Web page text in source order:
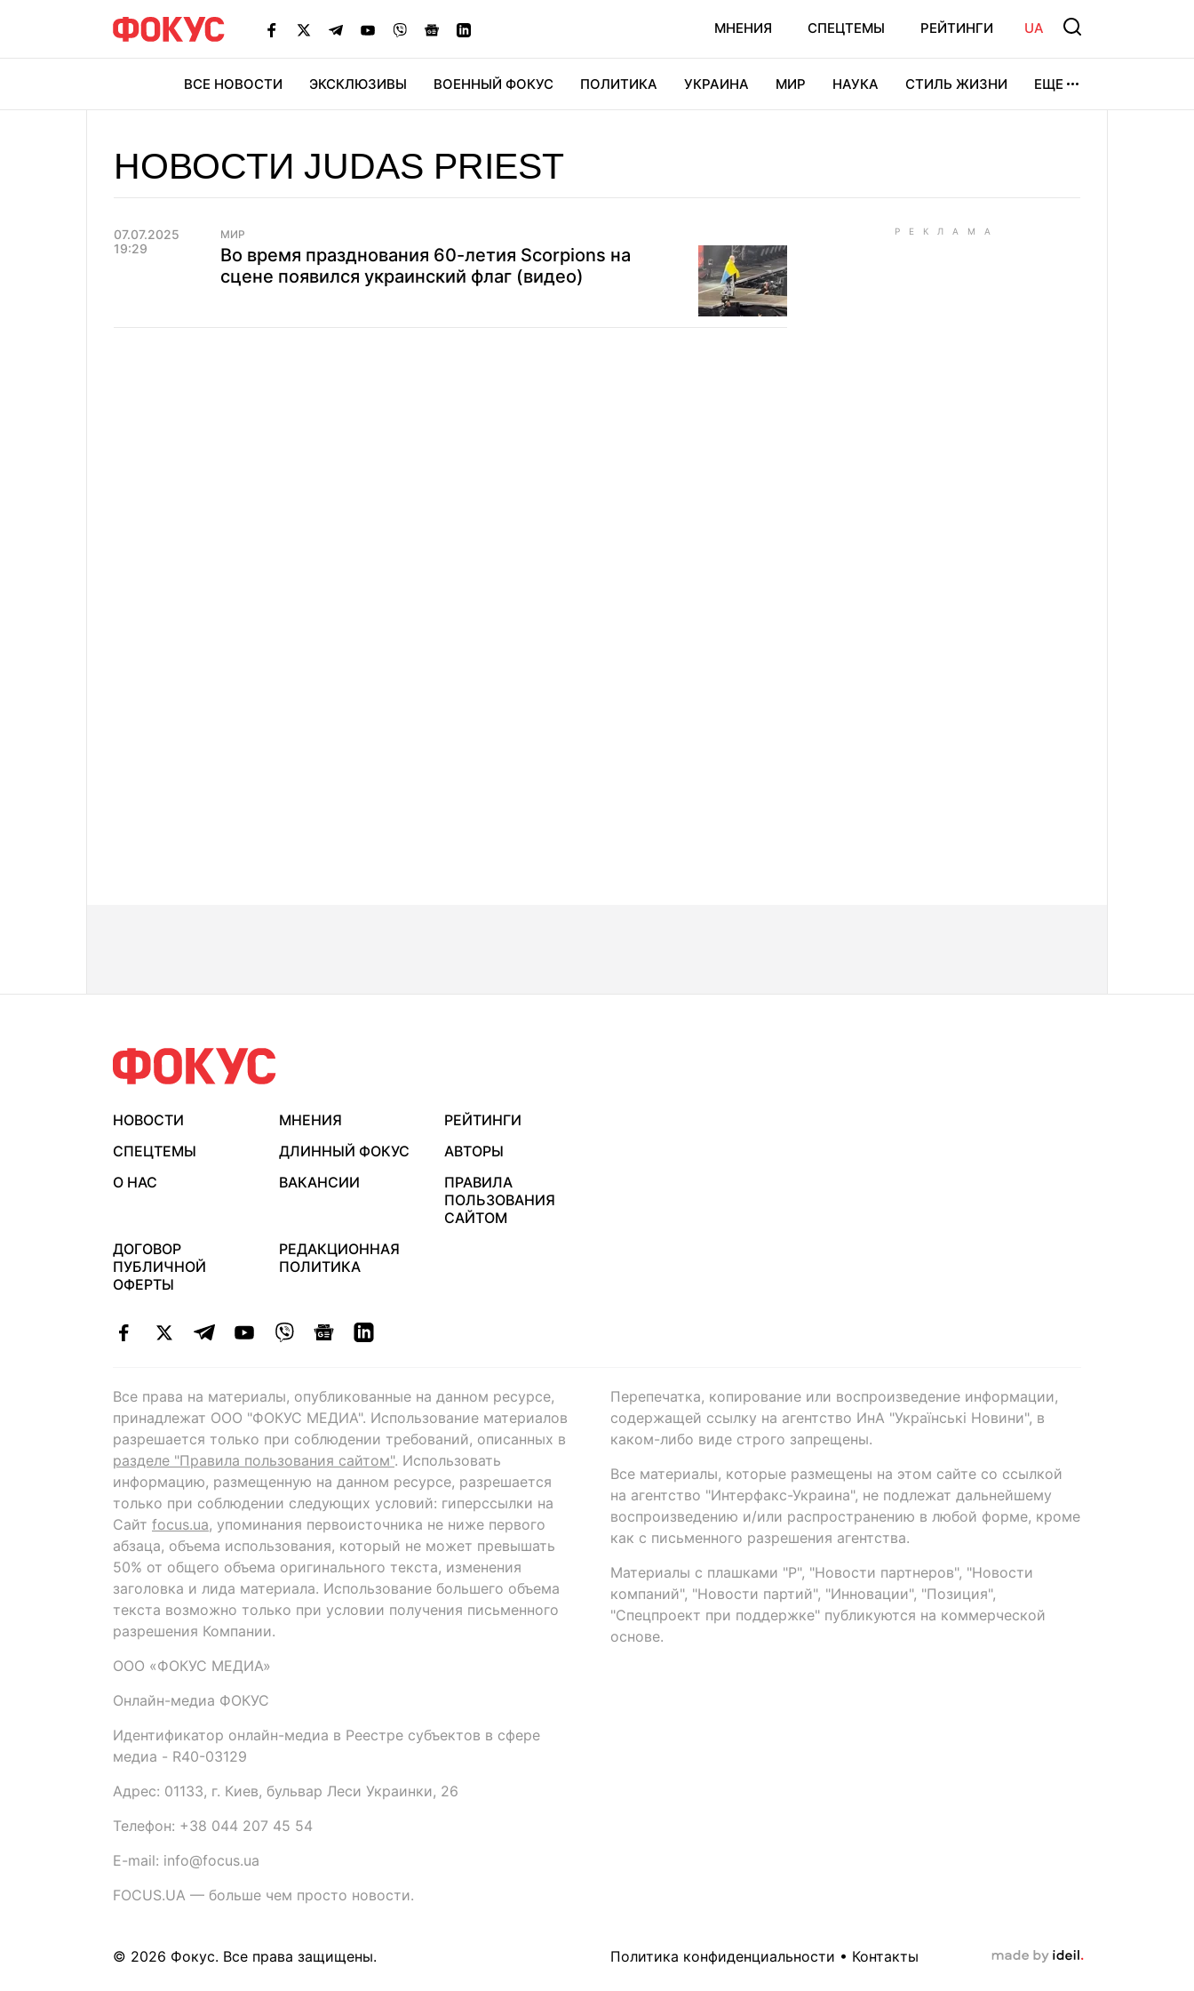
МНЕНИЯ СПЕЦТЕМЫ РЕЙТИНГИ UA
ВСЕ НОВОСТИ ЭКСКЛЮЗИВЫ ВОЕННЫЙ ФОКУС ПОЛИТИКА УКРАИНА МИР НАУКА СТИЛЬ ЖИЗНИ ЕЩЕ
НОВОСТИ JUDAS PRIEST
07.07.2025
19:29
МИР
Во время празднования 60-летия Scorpions на
сцене появился украинский флаг (видео)
НОВОСТИ МНЕНИЯ
РЕЙТИНГИ
СПЕЦТЕМЫ
ДЛИННЫЙ ФОКУС
АВТОРЫ
О НАС
ВАКАНСИИ
ПРАВИЛА
ПОЛЬЗОВАНИЯ
САЙТОМ
ДОГОВОР
ПУБЛИЧНОЙ
ОФЕРТЫ
РЕДАКЦИОННАЯ
ПОЛИТИКА
Все права на материалы, опубликованные на данном ресурсе,
принадлежат ООО "ФОКУС МЕДИА". Использование материалов
разрешается только при соблюдении требований, описанных в
разделе "Правила пользования сайтом". Использовать
информацию, размещенную на данном ресурсе, разрешается
только при соблюдении следующих условий: гиперссылки на
Сайт focus.ua, упоминания первоисточника не ниже первого
абзаца, объема использования, который не может превышать
50% от общего объема оригинального текста, изменения
заголовка и лида материала. Использование большего объема
текста возможно только при условии получения письменного
разрешения Компании.
ООО «ФОКУС МЕДИА»
Онлайн-медиа ФОКУС
Идентификатор онлайн-медиа в Реестре субъектов в сфере
медиа - R40-03129
Адрес: 01133, г. Киев, бульвар Леси Украинки, 26
Телефон: +38 044 207 45 54
E-mail: info@focus.ua
FOCUS.UA — больше чем просто новости.
Перепечатка, копирование или воспроизведение информации,
содержащей ссылку на агентство ИнА "Українські Новини", в
каком-либо виде строго запрещены.
Все материалы, которые размещены на этом сайте со ссылкой
на агентство "Интерфакс-Украина", не подлежат дальнейшему
воспроизведению и/или распространению в любой форме, кроме
как с письменного разрешения агентства.
Материалы с плашками "Р", "Новости партнеров", "Новости
компаний", "Новости партий", "Инновации", "Позиция",
"Спецпроект при поддержке" публикуются на коммерческой
основе.
© 2026 Фокус. Все права защищены. Политика конфиденциальности • Контакты